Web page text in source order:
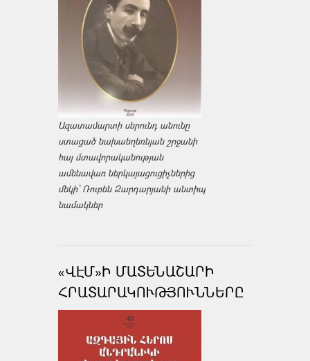
Ազատամարտի սերունդ անունը
ստացած նախաեղեռնյան շրջանի
հայ մտավորականության
ամենավառ ներկայացուցիչներից
մեկի՝ Ռուբեն Զարդարյանի անտիպ
նամակներ
«ՎԷՄ»Ի ՄԱՏԵՆԱՇԱՐԻ
ՀՐԱՏԱՐԱԿՈՒԹՅՈՒՆՆԵՐԸ